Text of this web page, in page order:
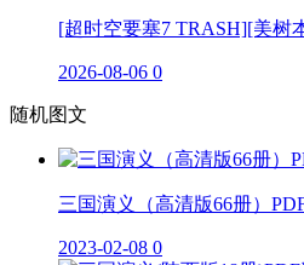
[超时空要塞7 TRASH][美树
2026-08-06 0
随机图文
三国演义（高清版66册）
2023-02-08 0